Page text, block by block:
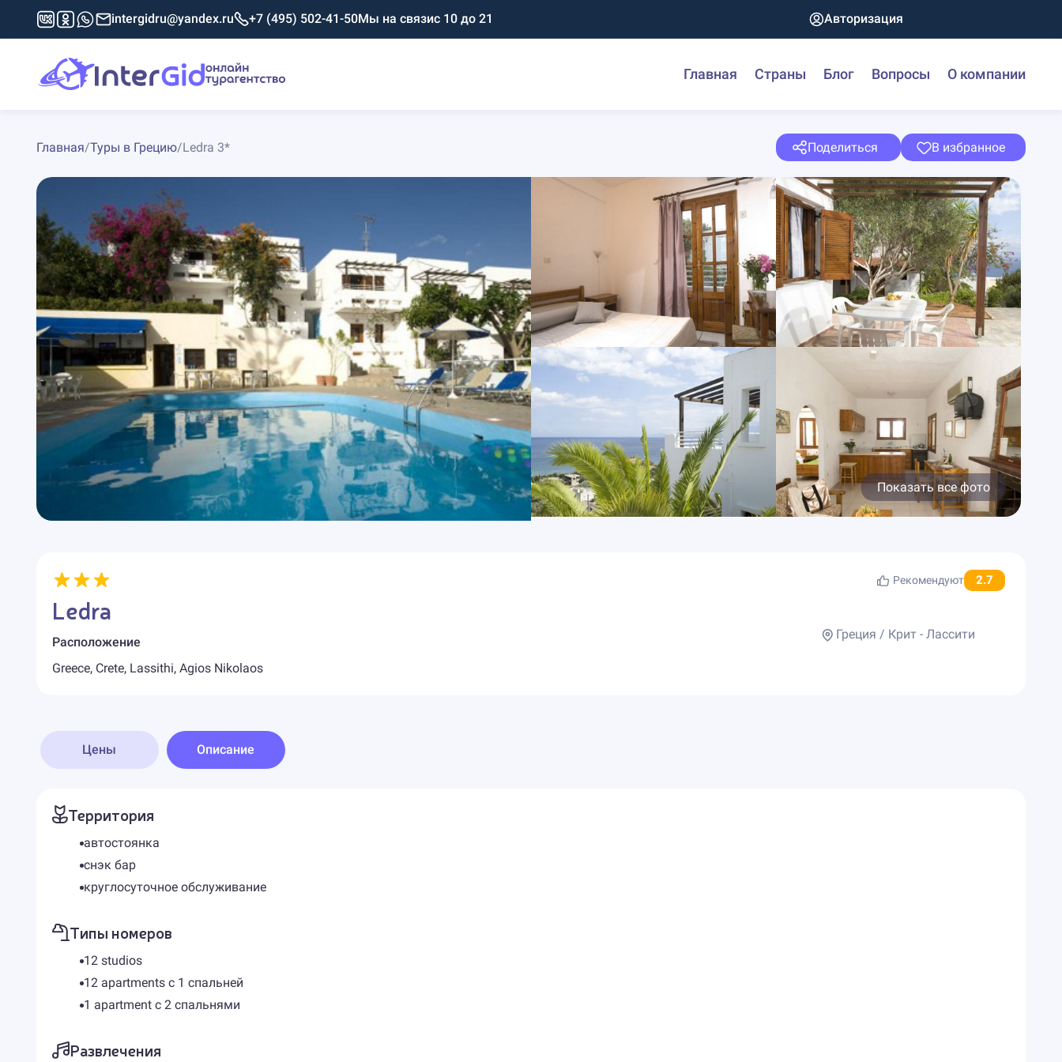
intergidru@yandex.ru +7 (495) 502-41-50Мы на связис 10 до 21 Авторизация
Главная Страны Блог Вопросы О компании
Главная/Туры в Грецию/Ledra 3* Поделиться В избранное
Показать все фото
Рекомендуют 2.7
Ledra
Расположение
Greece, Crete, Lassithi, Agios Nikolaos
Греция / Крит - Лассити
Цены Описание
Территория
автостоянка
снэк бар
круглосуточное обслуживание
Типы номеров
12 studios
12 apartments с 1 спальней
1 apartment с 2 спальнями
Развлечения